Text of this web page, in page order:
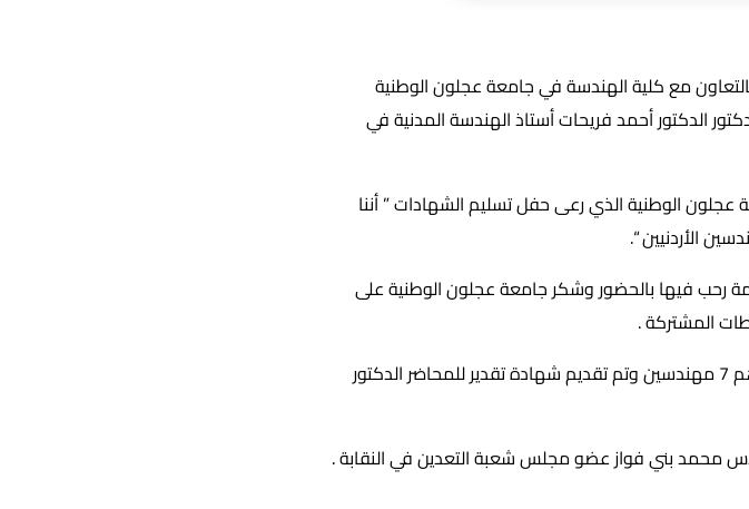
مع كلية الهندسة في جامعة عجلون الوطنية
الدكتور أحمد فريحات أستاذ الهندسة المدنية في
الوطنية الذي رعى حفل تسليم الشهادات ” أننا
الأردنيين “.
رحب فيها بالحضور وشكر جامعة عجلون الوطنية على
المشتركة .
وفي نهاية الدورة تم تسليم الشهادات للخريجين البالغ عددهم 7 مهندسين وتم تقديم شهادة تقدير للمحاضر الدكتور
محمد بني فواز عضو مجلس شعبة التعدين في النقابة .